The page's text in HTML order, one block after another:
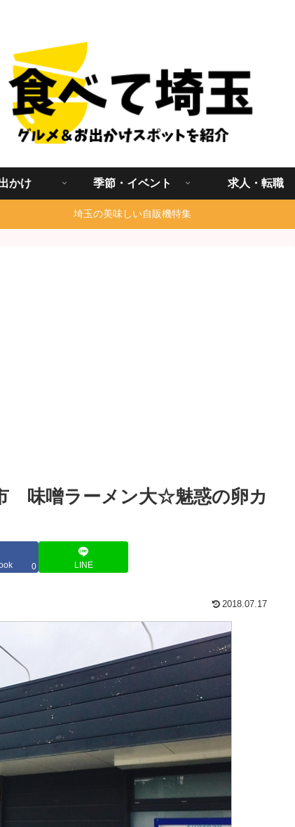
かけ 季節・イベント 求人・転職
埼玉の美味しい自販機特集
味噌ラーメン大☆魅惑の卵カ
0 LINE
2018.07.17